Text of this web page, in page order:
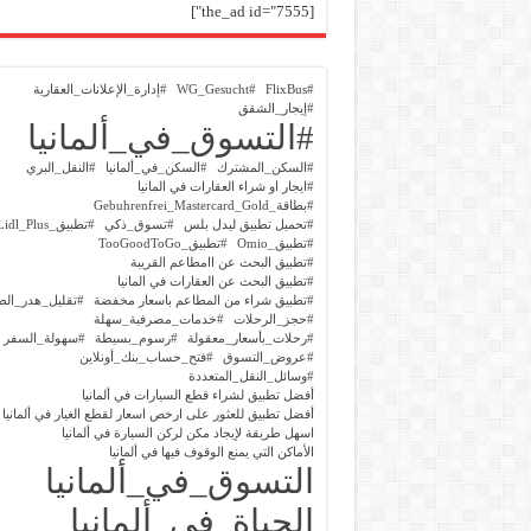
[the_ad id="7555"]
#FlixBus
#WG_Gesucht
#إدارة_الإعلانات_العقارية
#إيجار_الشقق
#التسوق_في_ألمانيا
#السكن_المشترك #السكن_في_ألمانيا
#النقل_البري
#ايجار او شراء العقارات في المانيا
#بطاقة_Gebuhrenfrei_Mastercard_Gold
#تحميل تطبيق ليدل بلس
#تسوق_ذكي
#تطبيق_Lidl_Plus
#تطبيق_Omio
#تطبيق_TooGoodToGo
#تطبيق البحث عن اامطاعم القريبة
#تطبيق البحث عن العقارات في المانيا
#تطبيق شراء من المطاعم باسعار مخفضة
#حجز_الرحلات
#خدمات_مصرفية_سهلة
#رحلات_بأسعار_معقولة
#رسوم_بسيطة
#سهولة_السفر
#عروض_التسوق
#فتح_حساب_بنك_أونلاين
#وسائل_النقل_المتعددة
أفضل تطبيق لشراء قطع السيارات في ألمانيا
أفضل تطبيق للعثور على ارخص اسعار لقطع الغيار في ألمانيا
اسهل طريقة لإيجاد مكن لركن السيارة في ألمانيا
الأماكن التي يمنع الوقوف فيها في ألمانيا
التسوق_في_ألمانيا
الحياة_في_ألمانيا